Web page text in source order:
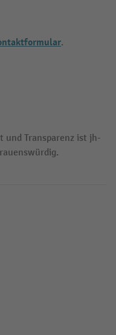
.
Transparenz ist jh-